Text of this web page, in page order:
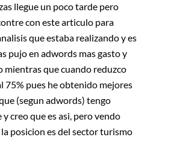
llegue un poco tarde pero
con este articulo para
que estaba realizando y es
pujo en adwords mas gasto y
mientras que cuando reduzco
75% pues he obtenido mejores
(segun adwords) tengo
y creo que es asi, pero vendo
posicion es del sector turismo